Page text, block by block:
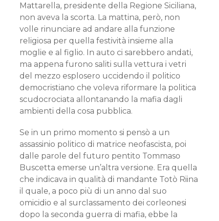
Mattarella, presidente della Regione Siciliana,
non aveva la scorta. La mattina, però, non
volle rinunciare ad andare alla funzione
religiosa per quella festività insieme alla
moglie e al figlio. In auto ci sarebbero andati,
ma appena furono saliti sulla vettura i vetri
del mezzo esplosero uccidendo il politico
democristiano che voleva riformare la politica
scudocrociata allontanando la mafia dagli
ambienti della cosa pubblica.
Se in un primo momento si pensò a un
assassinio politico di matrice neofascista, poi
dalle parole del futuro pentito Tommaso
Buscetta emerse un’altra versione. Era quella
che indicava in qualità di mandante Totò Riina
il quale, a poco più di un anno dal suo
omicidio e al surclassamento dei corleonesi
dopo la seconda guerra di mafia, ebbe la